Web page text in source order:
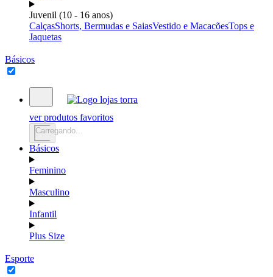
Juvenil (10 - 16 anos)
CalçasShorts, Bermudas e SaiasVestido e MacacõesTops e
Jaquetas
Básicos
ver produtos favoritos
Carregando...
Básicos
Feminino
Masculino
Infantil
Plus Size
Esporte